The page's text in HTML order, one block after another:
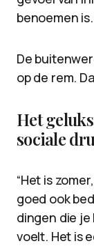
benoemen is.
De
op de rem.
Het
sociale
“Het is
goed ook
dingen die
voelt. Het is